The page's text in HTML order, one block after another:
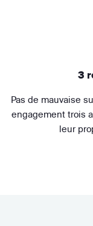
3
Pas de mauvaise
engagement trois
leur